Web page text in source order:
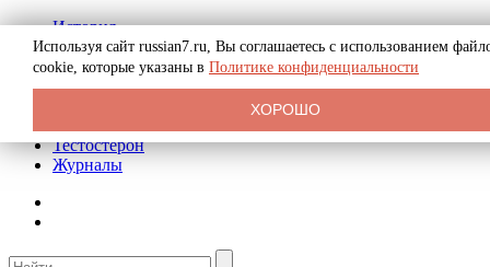
История
Биография
Криминал
Реклама на сайте
Тестостерон
Журналы
Используя сайт russian7.ru, Вы соглашаетесь с использованием
cookie, которые указаны в Политике конфиденциальности
ХОРОШО